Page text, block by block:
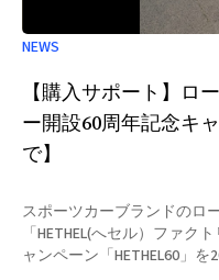
NEWS
【購入サポート】ロ
ー開設60周年記念キ
で】
スポーツカーブランドのロ
「HETHEL(へセル）ファク
ャンペーン「HETHEL60」を